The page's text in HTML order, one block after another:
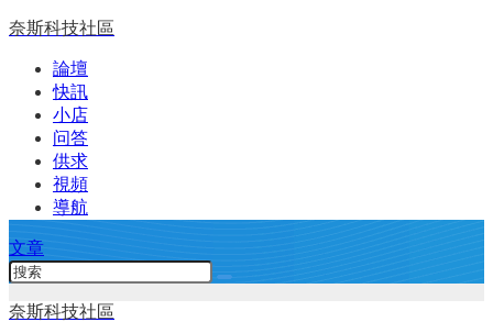
奈斯科技社區
論壇
快訊
小店
问答
供求
視頻
導航
文章
奈斯科技社區